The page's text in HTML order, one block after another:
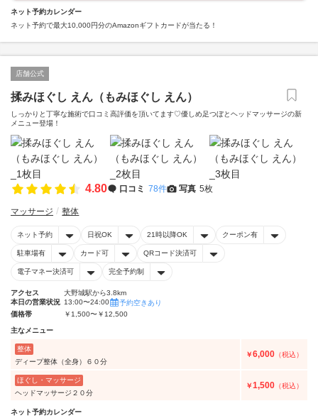
ネット予約カレンダー
ネット予約で最大10,000円分のAmazonギフトカードが当たる！
店舗公式
揉みほぐし えん（もみほぐし えん）
しっかりと丁寧な施術で口コミ高評価を頂いてます♡優しめ足つぼとヘッドマッサージの新
メニュー登場！
4.80 口コミ 78件 写真 5枚
マッサージ 整体
ネット予約 日祝OK 21時以降OK クーポン有
駐車場有 カード可 QRコード決済可
電子マネー決済可 完全予約制
アクセス
大野城駅から3.8km
本日の営業状況 13:00〜24:00
予約空きあり
価格帯
￥1,500〜￥12,500
主なメニュー
整体
ディープ整体（全身）６０分
￥6,000 （税込）
ほぐし・マッサージ
ヘッドマッサージ２０分
￥1,500 （税込）
ネット予約カレンダー